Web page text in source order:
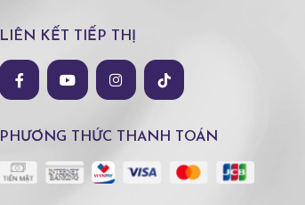
LIÊN KẾT TIẾP THỊ
PHƯƠNG THỨC THANH TOÁN